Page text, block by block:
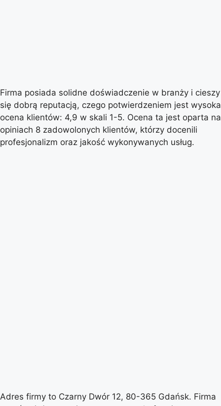
Firma posiada solidne doświadczenie w branży i cieszy
się dobrą reputacją, czego potwierdzeniem jest wysoka
ocena klientów: 4,9 w skali 1-5. Ocena ta jest oparta na
opiniach 8 zadowolonych klientów, którzy docenili
profesjonalizm oraz jakość wykonywanych usług.
Adres firmy to Czarny Dwór 12, 80-365 Gdańsk. Firma